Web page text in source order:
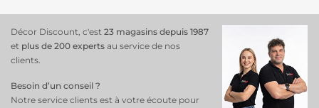
Décor Discount, c'est 23 magasins depuis 1987
et plus de 200 experts au service de nos
clients.
Besoin d’un conseil ?
Notre service clients est à votre écoute pour